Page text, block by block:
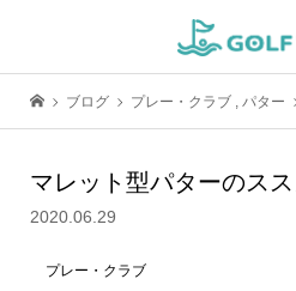
ブログ プレー・クラブ , パター
マレット型パターのスス
2020.06.29
プレー・クラブ